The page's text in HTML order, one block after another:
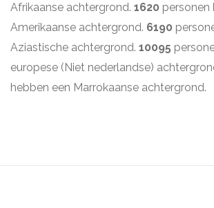
Afrikaanse achtergrond. 1620 personen
Amerikaanse achtergrond. 6190
Aziastische achtergrond. 10095
europese (Niet nederlandse)
hebben een Marrokaanse achtergrond.